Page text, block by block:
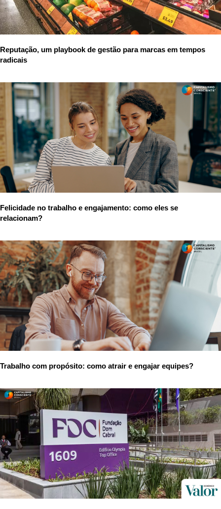
Reputação, um playbook de gestão para marcas em tempos
radicais
Felicidade no trabalho e engajamento: como eles se
relacionam?
Trabalho com propósito: como atrair e engajar equipes?